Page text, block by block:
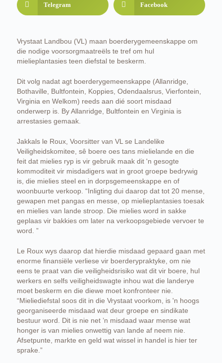
Telegram Facebook
Vrystaat Landbou (VL) maan boerderygemeenskappe om
die nodige voorsorgmaatreëls te tref om hul
mielieplantasies teen diefstal te beskerm.
Dit volg nadat agt boerderygemeenskappe (Allanridge,
Bothaville, Bultfontein, Koppies, Odendaalsrus, Vierfontein,
Virginia en Welkom) reeds aan dié soort misdaad
onderwerp is. By Allanridge, Bultfontein en Virginia is
arrestasies gemaak.
Jakkals le Roux, Voorsitter van VL se Landelike
Veiligheidskomitee, sê boere oes tans mielielande en die
feit dat mielies ryp is vir gebruik maak dit 'n gesogte
kommoditeit vir misdadigers wat in groot groepe bedrywig
is, die mielies steel en in dorpsgemeenskappe en of
woonbuurte verkoop. “Inligting dui daarop dat tot 20 mense,
gewapen met pangas en messe, op mielieplantasies toesak
en mielies van lande stroop. Die mielies word in sakke
geplaas vir bakkies om later na verkoopsgebiede vervoer te
word. ”
Le Roux wys daarop dat hierdie misdaad gepaard gaan met
enorme finansiële verliese vir boerderypraktyke, om nie
eens te praat van die veiligheidsrisiko wat dit vir boere, hul
werkers en selfs veiligheidswagte inhou wat die landerye
moet beskerm en die diewe moet konfronteer nie.
“Mieliediefstal soos dit in die Vrystaat voorkom, is 'n hoogs
georganiseerde misdaad wat deur groepe en sindikate
bestuur word. Dit is nie net ’n misdaad waar mense wat
honger is van mielies onwettig van lande af neem nie.
Afsetpunte, markte en geld wat wissel in handel is hier ter
sprake.”